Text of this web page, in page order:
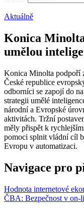
Aktuálně
Konica
umělou
Konica Minolta podpoří
České republice
odborníci se zapojí do
strategii umělé
národní a Evropské
aktivitách. Tržní
měly přispět k
pomoci splnit vládní cíl
Evropu v automatizaci.
Navigace pro
Hodnota internetové
ČBA: Bezpečnost v on-